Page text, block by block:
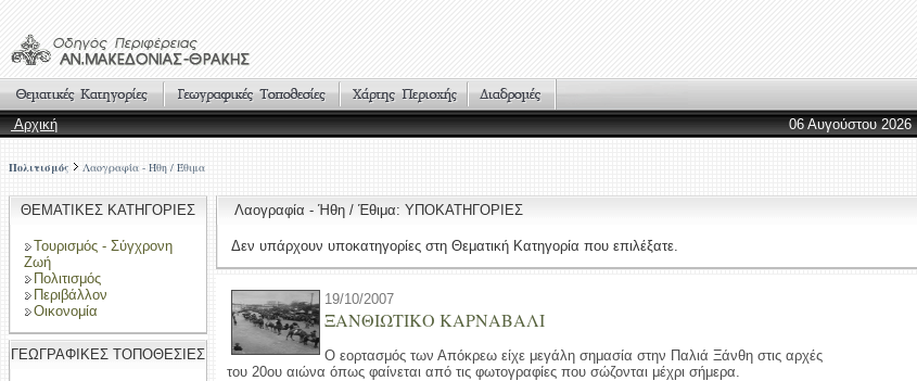
Αρχική
06 Αυγούστου 2026
Πολιτισμός Λαογραφία - Ήθη / Έθιμα
ΘΕΜΑΤΙΚΕΣ ΚΑΤΗΓΟΡΙΕΣ
Τουρισμός - Σύγχρονη
Ζωή
Πολιτισμός
Περιβάλλον
Οικονομία
ΓΕΩΓΡΑΦΙΚΕΣ ΤΟΠΟΘΕΣΙΕΣ
Λαογραφία - Ήθη / Έθιμα: ΥΠΟΚΑΤΗΓΟΡΙΕΣ
Δεν υπάρχουν υποκατηγορίες στη Θεματική Κατηγορία που επιλέξατε.
19/10/2007
ΞΑΝΘΙΩΤΙΚΟ ΚΑΡΝΑΒΑΛΙ
Ο εορτασμός των Απόκρεω είχε μεγάλη σημασία στην Παλιά Ξάνθη στις αρχές
του 20ου αιώνα όπως φαίνεται από τις φωτογραφίες που σώζονται μέχρι σήμερα.